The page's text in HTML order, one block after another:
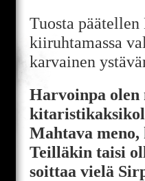
Tuosta
kiiruhtamassa
karvainen
Harvoinpa
Mahtava
Teilläkin taisi
soittaa vielä